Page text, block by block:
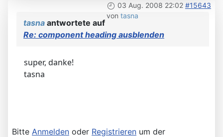
03 Aug. 2008 22:02 #15643
von tasna
tasna antwortete auf
Re: component heading ausblenden
super, danke!
tasna
Bitte Anmelden oder Registrieren um der